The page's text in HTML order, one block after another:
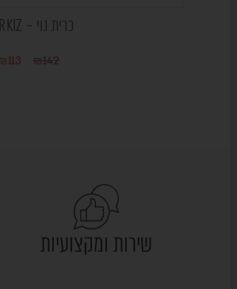
כרית נוי – TURKIZ
₪142
₪113
שירות ומקצועיות